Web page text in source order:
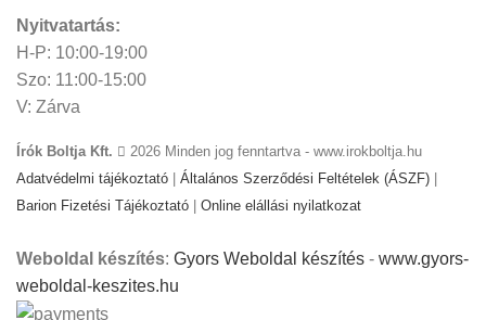
Nyitvatartás:
H-P: 10:00-19:00
Szo: 11:00-15:00
V: Zárva
Írók Boltja Kft.
2026 Minden jog fenntartva - www.irokboltja.hu
Adatvédelmi tájékoztató
Általános Szerződési Feltételek (ÁSZF)
Barion Fizetési Tájékoztató
Online elállási nyilatkozat
Weboldal készítés: Gyors Weboldal készítés - www.gyors-
weboldal-keszites.hu